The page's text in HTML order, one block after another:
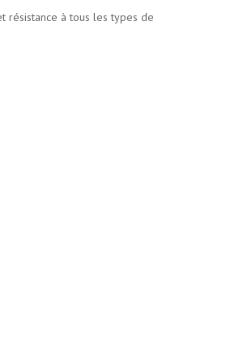
résistance à tous les types de